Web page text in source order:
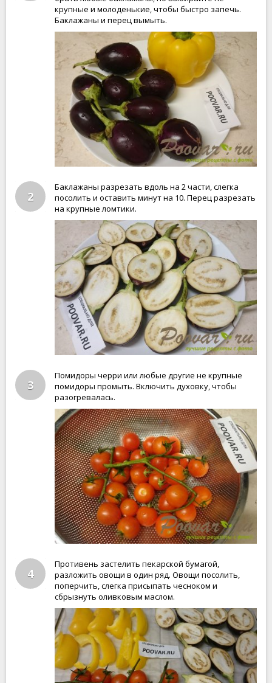
крупные и молоденькие, чтобы быстро запечь.
Баклажаны и перец вымыть.
2
Баклажаны разрезать вдоль на 2 части, слегка
посолить и оставить минут на 10. Перец разрезать
на крупные ломтики.
3
Помидоры черри или любые другие не крупные
помидоры промыть. Включить духовку, чтобы
разогревалась.
4
Противень застелить пекарской бумагой,
разложить овощи в один ряд. Овощи посолить,
поперчить, слегка присыпать чесноком и
сбрызнуть оливковым маслом.